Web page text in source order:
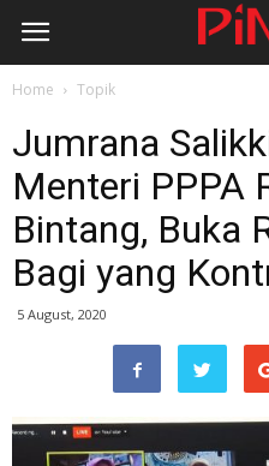
Home Topik
Jumrana
Menteri PPPA
Bintang, Buka
Bagi yang
5 August, 2020